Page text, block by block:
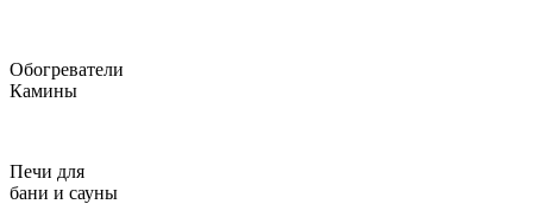
Обогреватели
Камины
Печи для
бани и сауны